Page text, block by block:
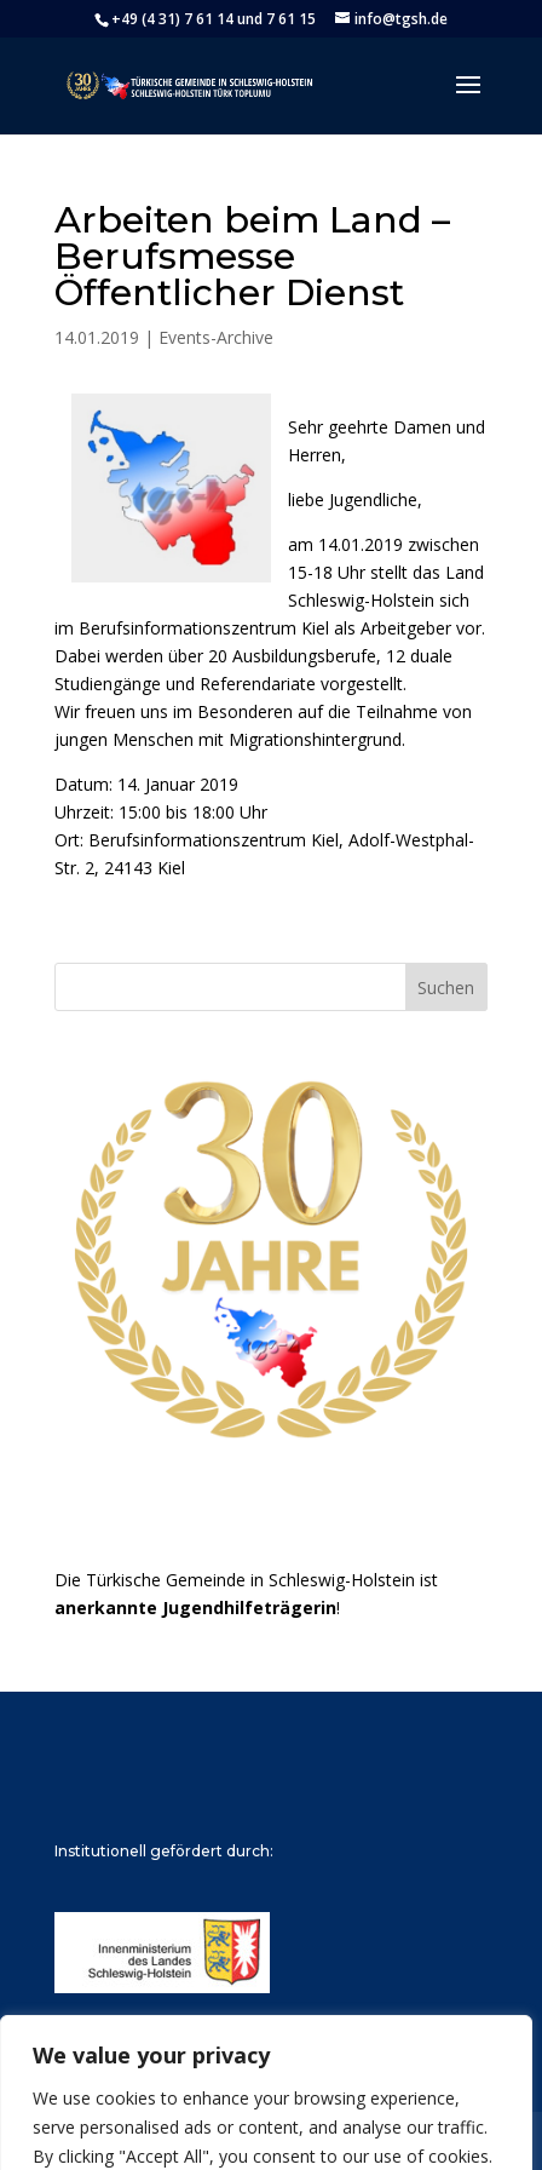
We value your privacy
We use cookies to enhance your browsing experience,
serve personalised ads or content, and analyse our traffic.
By clicking "Accept All", you consent to our use of cookies.
+49 (4 31) 7 61 14 und 7 61 15 info@tgsh.de
Arbeiten beim Land –
Berufsmesse
Öffentlicher Dienst
14.01.2019 | Events-Archive
Sehr geehrte Damen und
Herren,
liebe Jugendliche,
am 14.01.2019 zwischen
15-18 Uhr stellt das Land
Schleswig-Holstein sich
im Berufsinformationszentrum Kiel als Arbeitgeber vor.
Dabei werden über 20 Ausbildungsberufe, 12 duale
Studiengänge und Referendariate vorgestellt.
Wir freuen uns im Besonderen auf die Teilnahme von
jungen Menschen mit Migrationshintergrund.
Datum: 14. Januar 2019
Uhrzeit: 15:00 bis 18:00 Uhr
Ort: Berufsinformationszentrum Kiel, Adolf-Westphal-
Str. 2, 24143 Kiel
Suchen
Die Türkische Gemeinde in Schleswig-Holstein ist
anerkannte Jugendhilfeträgerin!
Institutionell gefördert durch:
Impressum Datenschutz
Stellenangebote